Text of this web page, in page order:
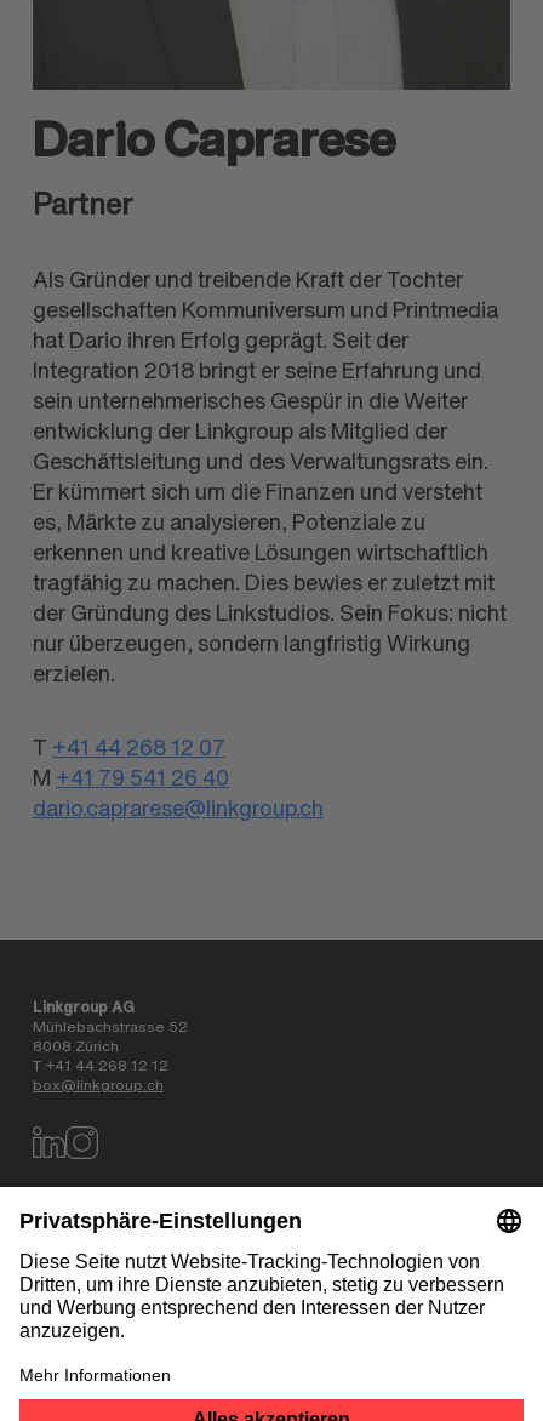
Dario Caprarese
Partner
Als Gründer und treibende Kraft der Tochter
gesellschaften Kommuniversum und Printmedia
hat Dario ihren Erfolg geprägt. Seit der
Integration 2018 bringt er seine Erfahrung und
sein unternehmerisches Gespür in die Weiter
entwicklung der Linkgroup als Mitglied der
Geschäftsleitung und des Verwaltungsrats ein.
Er kümmert sich um die Finanzen und versteht
es, Märkte zu analysieren, Potenziale zu
erkennen und kreative Lösungen wirtschaftlich
tragfähig zu machen. Dies bewies er zuletzt mit
der Gründung des Linkstudios. Sein Fokus: nicht
nur überzeugen, sondern langfristig Wirkung
erzielen.
T +41 44 268 12 07
M +41 79 541 26 40
dario.caprarese@linkgroup.ch
Linkgroup AG
Mühlebachstrasse 52
8008 Zürich
T +41 44 268 12 12
box@linkgroup.ch
Datenschutz
Impressum
Kontakt
NEWSLETTER